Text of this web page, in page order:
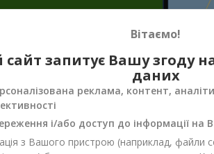
— торт як подарунок
незабутню атмосферу. Але
якщо ви збираєтесь в гості,
свята.
Вітаємо!
сайт запитує Вашу згоду
даних
реклама, контент,
і/або доступ до інформації на
з Вашого пристрою (наприклад, файли